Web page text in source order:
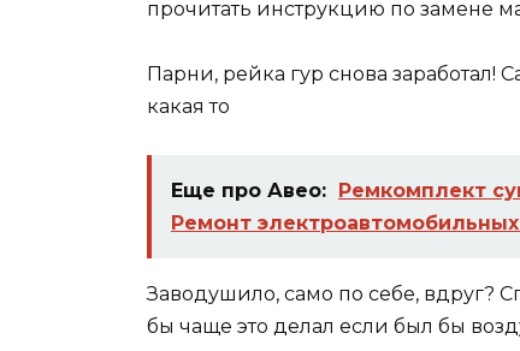
прочитать инструкцию по замене
Парни, рейка гур снова заработал!
какая то
Еще про Авео: Ремкомплект
Ремонт
Заводушило, само по себе, вдруг?
бы чаще это делал если был бы